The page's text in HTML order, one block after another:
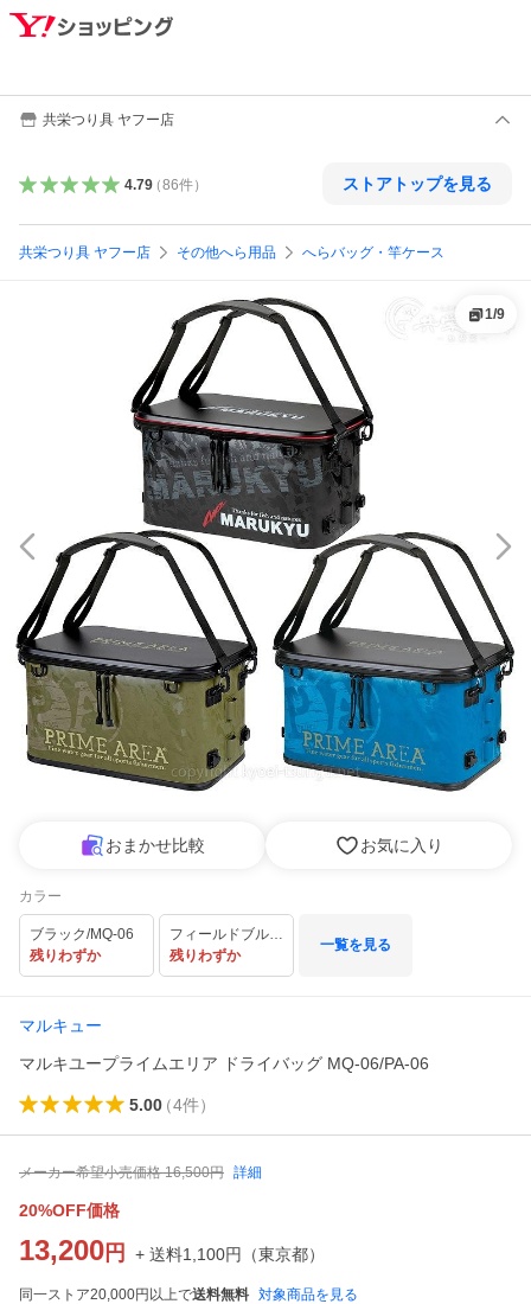
共栄つり具 ヤフー店
4.79（86件） ストアトップを見る
共栄つり具 ヤフー店 その他へら用品 へらバッグ・竿ケース
1/9
おまかせ比較 お気に入り
カラー
ブラック/MQ-06
残りわずか
フィールドブルー/PA-06
残りわずか
一覧を見る
マルキュー
マルキユープライムエリア ドライバッグ MQ-06/PA-06
5.00（4件）
メーカー希望小売価格 16,500円 詳細
20%OFF価格
13,200 円 + 送料1,100円 （東京都）
同一ストア20,000円以上で送料無料 対象商品を見る